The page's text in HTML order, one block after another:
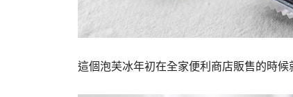
這個泡芙冰年初在全家便利商店販售的時